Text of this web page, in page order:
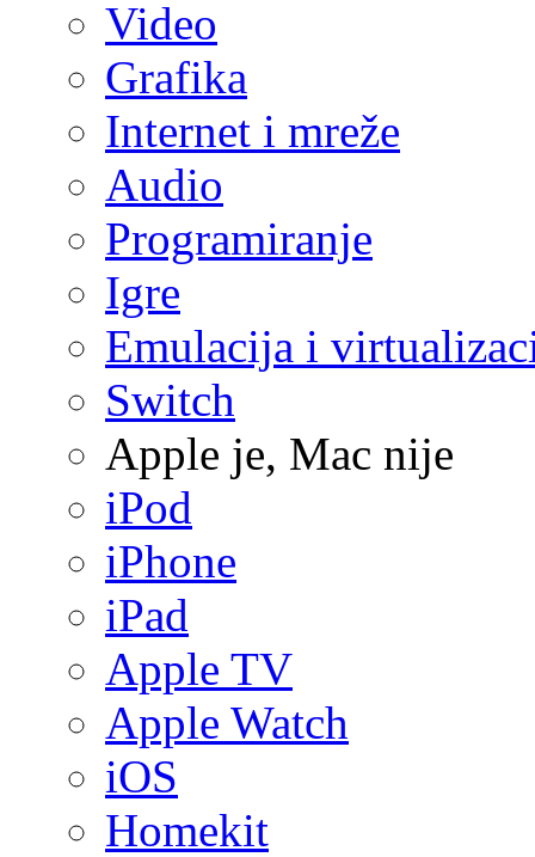
Video
Grafika
Internet i mreže
Audio
Programiranje
Igre
Emulacija i
Switch
Apple je, Mac nije
iPod
iPhone
iPad
Apple TV
Apple Watch
iOS
Homekit